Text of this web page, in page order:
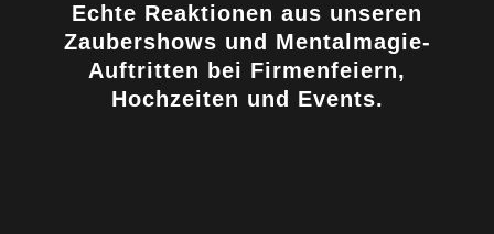
Echte Reaktionen aus unseren
Zaubershows und Mentalmagie-
Auftritten bei Firmenfeiern,
Hochzeiten und Events.